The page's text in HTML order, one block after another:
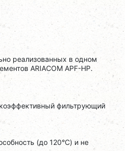
реализованных в одном
ARIACOM APF-HP.
фильтрующий
(до 120°C) и не